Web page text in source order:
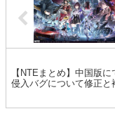
【NTEまとめ】中国版
侵入バグについて修正と